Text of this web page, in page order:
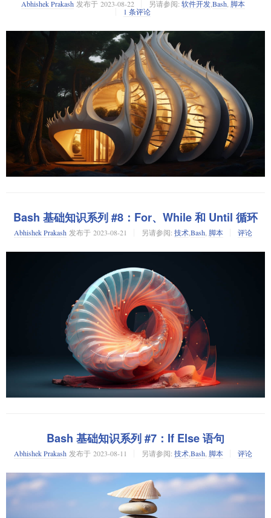
Bash 是 Linux 上众多可用的 Shell 中的一个。这些 Shell 主要的语法基本相
行版中被设为默认 Shell。
当你打开一个终端或 SSH 会话时，即使你无法真切地看到它，你其实已经
在运行着一个 Shell。
被执行，否则你会看到一个错误。
当你可以直接运行 Linux 命令时，为什么还需要 Bash 脚本？
你可以直接在终端输入命令，它们就会被执行。
$ echo "hello world"
并且，同样的操作也可以在脚本中进行：
$ cat >> script.sh
那么，为什么我们需要 Shell 脚本呢？因为你不必一遍又一遍地输入同一个
命令，你只需运行 Shell 脚本即可。
此外，如果你的脚本中有复杂的逻辑，把所有的命令都输入到终端中可能
并不是一个好主意。
Abhishek Prakash 发布于 2023-08-22 另请参阅: 软件开发Bash 脚本
1 条评论
大多数编程语言都支持函数的概念。
函数帮助你避免在同一个程序中反复编写同一段代码。你只需将代码写为
下面是声明 Bash 函数的通用语法：
function_name() {
只有在 “调用函数” 的脚本中，函数内的命令才会被执行。
# 函数调用
Bash 基础知识系列 #8：For、While 和 Until 循环
Abhishek Prakash 发布于 2023-08-21 另请参阅: 技术Bash 脚本 评论
循环是任何编程语言中的一个强大功能。如果你还不知道，循环其实是一
种根据某些条件重复代码的方式。
例如，想象一下你需要打印从 1 到 10 的数字。你可以使用 echo 命令写十
次，但那太原始了。你使用一个循环，在 3 到 4 行代码内，就能完成。
这是我能想到的最简单的例子。我将在讨论 Bash 循环时，分享一些实际有
Bash 基础知识系列 #7：If Else 语句
Abhishek Prakash 发布于 2023-08-11 另请参阅: 技术,Bash, 脚本 评论